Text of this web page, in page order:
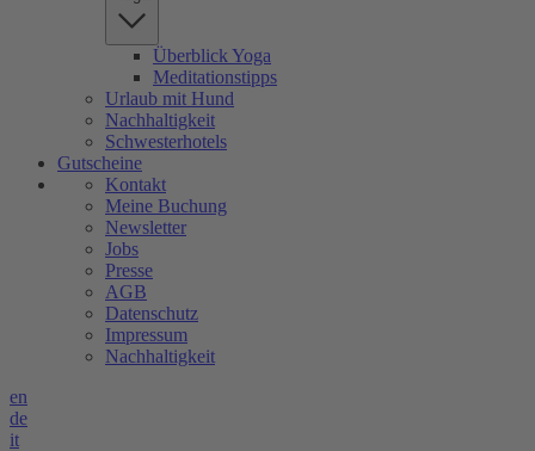
Überblick Yoga
Meditationstipps
Urlaub mit Hund
Nachhaltigkeit
Schwesterhotels
Gutscheine
Kontakt
Meine Buchung
Newsletter
Jobs
Presse
AGB
Datenschutz
Impressum
Nachhaltigkeit
en
de
it